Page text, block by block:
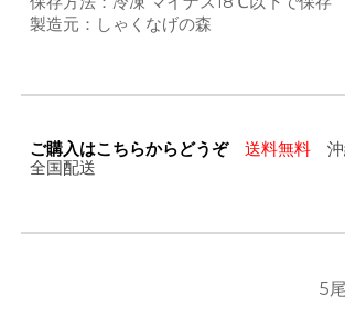
製造元：しゃくなげの森
ご購入はこちらからどうぞ送料無料 沖
全国配送
5尾